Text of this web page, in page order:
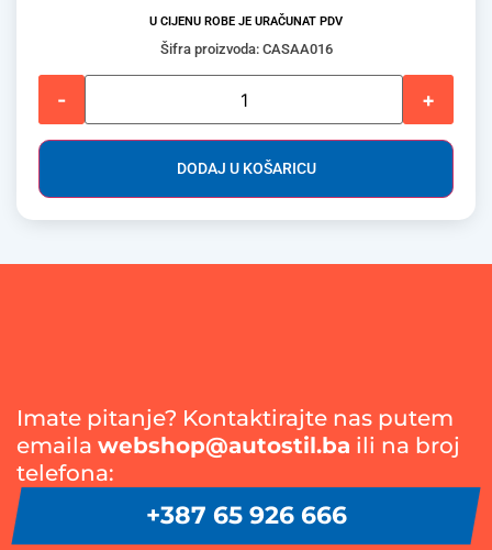
U CIJENU ROBE JE URAČUNAT PDV
Šifra proizvoda: CASAA016
- +
DODAJ U KOŠARICU
Imate pitanje? Kontaktirajte nas putem
emaila webshop@autostil.ba ili na broj
telefona:
+387 65 926 666